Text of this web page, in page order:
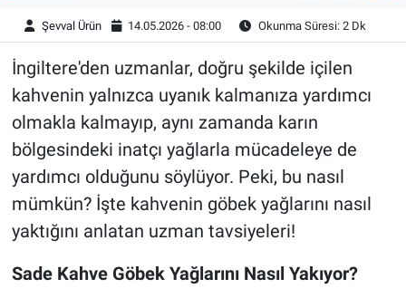
Şevval Ürün 14.05.2026 - 08:00 Okunma Süresi: 2 Dk
İngiltere'den uzmanlar, doğru şekilde içilen
kahvenin yalnızca uyanık kalmanıza yardımcı
olmakla kalmayıp, aynı zamanda karın
bölgesindeki inatçı yağlarla mücadeleye de
yardımcı olduğunu söylüyor. Peki, bu nasıl
mümkün? İşte kahvenin göbek yağlarını nasıl
yaktığını anlatan uzman tavsiyeleri!
Sade Kahve Göbek Yağlarını Nasıl Yakıyor?